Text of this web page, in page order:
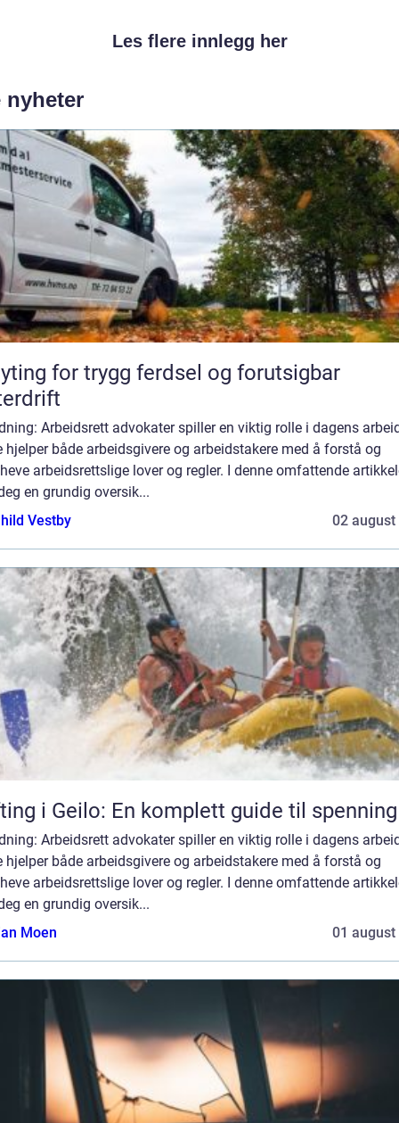
Les flere innlegg her
nyheter
for trygg ferdsel og forutsigbar
Arbeidsrett advokater spiller en viktig rolle i dagens
hjelper både arbeidsgivere og arbeidstakere med å forstå og
arbeidsrettslige lover og regler. I denne omfattende
en grundig oversik...
Vestby
02 august
i Geilo: En komplett guide til spenning
Arbeidsrett advokater spiller en viktig rolle i dagens
hjelper både arbeidsgivere og arbeidstakere med å forstå og
arbeidsrettslige lover og regler. I denne omfattende
en grundig oversik...
Moen
01 august